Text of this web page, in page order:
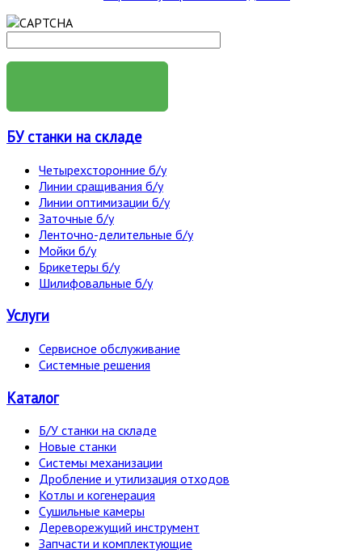
БУ станки на складе
Четырехсторонние б/у
Линии сращивания б/у
Линии оптимизации б/у
Заточные б/у
Ленточно-делительные б/у
Мойки б/у
Брикетеры б/у
Шилифовальные б/у
Услуги
Сервисное обслуживание
Системные решения
Каталог
Б/У станки на складе
Новые станки
Системы механизации
Дробление и утилизация отходов
Котлы и когенерация
Сушильные камеры
Дереворежущий инструмент
Запчасти и комплектующие